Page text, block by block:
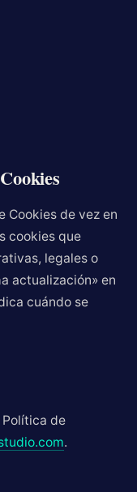
Cookies de vez en
cookies que
legales o
actualización» en
cuándo se
de
.